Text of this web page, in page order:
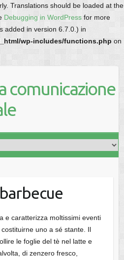
Translations should be loaded at the
Debugging in WordPress for more
added in version 6.7.0.) in
wp-includes/functions.php on
comunicazione
e caratterizza moltissimi eventi
uno a sé stante. Il
le foglie del tè nel latte e
di zenzero fresco,